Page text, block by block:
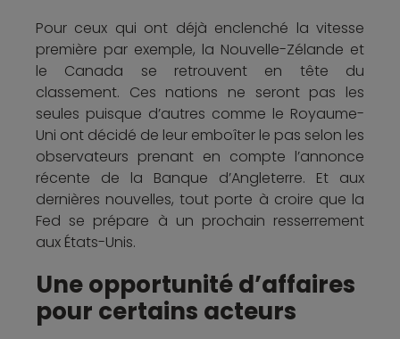
Pour ceux qui ont déjà enclenché la vitesse
première par exemple, la Nouvelle-Zélande et
le Canada se retrouvent en tête du
classement. Ces nations ne seront pas les
seules puisque d’autres comme le Royaume-
Uni ont décidé de leur emboîter le pas selon les
observateurs prenant en compte l’annonce
récente de la Banque d’Angleterre. Et aux
dernières nouvelles, tout porte à croire que la
Fed se prépare à un prochain resserrement
aux États-Unis.
Une opportunité d’affaires
pour certains acteurs